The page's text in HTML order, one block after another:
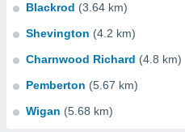
Blackrod (3.64 km)
Shevington (4.2 km)
Charnwood Richard (4.8 km)
Pemberton (5.67 km)
Wigan (5.68 km)